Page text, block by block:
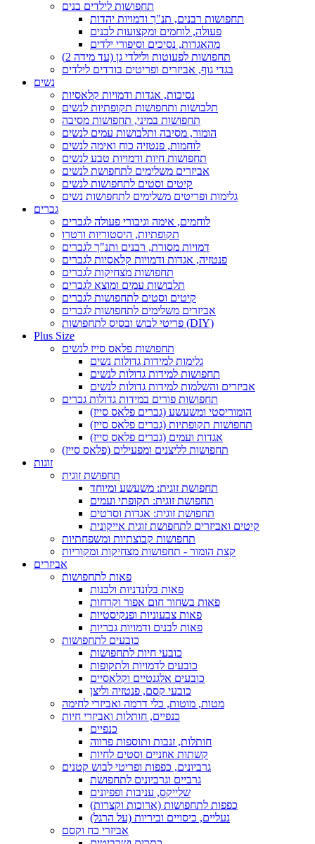
תחפושות לילדים בנים
תחפושות רבנים, תנ"ך ודמויות יהדות
פעולה, לוחמים ומקצועות לבנים
מהאגדות, נסיכים וסיפורי ילדים
תחפושות לפעוטות ולילדי גן (עד מידה 2)
בגדי גוף, אביזרים ופריטים בודדים לילדים
נשים
נסיכות, אגדות ודמויות קלאסיות
תלבושות ותחפושות תקופתיות לנשים
תחפושות במיני, תחפושות מסיבה
הומור, מסיבה ותלבושות עמים לנשים
לוחמות, פנטזיה כוח ואימה לנשים
תחפושות חיות ודמויות טבע לנשים
אביזרים משלימים לתחפושת לנשים
קיטים וסטים לתחפושות לנשים
גלימות ופריטים משלימים לתחפושות נשים
גברים
לוחמים, אימה וגיבורי פעולה לגברים
תקופתיות, היסטוריות ורטרו
דמויות מסורת, רבנים ותנ"ך לגברים
פנטזיה, אגדות ודמויות קלאסיות לגברים
תחפושות מצחיקות לגברים
תלבושות עמים ומוצא לגברים
קיטים וסטים לתחפושות לגברים
אביזרים משלימים לתחפושות לגברים
פריטי לבוש ובסיס לתחפושות (DIY)
Plus Size
תחפושות פלאס סייז לנשים
גלימות למידות גדולות נשים
תחפושות למידות גדולות לנשים
אביזרים והשלמות למידות גדולות לנשים
תחפושות פורים במידות גדולות גברים
הומוריסטי ומשעשע (גברים פלאס סייז)
תחפושות תקופתיות (גברים פלאס סייז)
אגדות ועמים (גברים פלאס סייז)
תחפושות לליצנים ומפעילים (פלאס סייז)
זוגות
תחפושת זוגית
תחפושת זוגית: משעשע ומיוחד
תחפושת זוגית: תקופתי ועמים
תחפושת זוגית: אגדות וסרטים
קיטים ואביזרים לתחפושת זוגית אייקונית
תחפושות קבוצתיות ומשפחתיות
קצת הומור - תחפושות מצחיקות ומקוריות
אביזרים
פאות לתחפושות
פאות בלונדניות ולבנות
פאות בשחור חום אפור וקרחות
פאות צבעוניות ופנקיסטיות
פאות לבנים ודמויות גבריות
כובעים לתחפושות
כובעי חיות לתחפושות
כובעים לדמויות ולתקופות
כובעים אלגנטיים וקלאסיים
כובעי קסם, פנטזיה וליצן
מטות, מוטות, כלי דרמה ואביזרי לחימה
כנפיים, חותלות ואביזרי חיות
כנפיים
חותלות, זנבות ותוספות פרווה
קשתות אוזניים וסטים לחיות
גרביונים, כפפות ופריטי לבוש קטנים
גרביים וגרביונים לתחפושת
שלייקס, עניבות ופפיונים
כפפות לתחפושות (ארוכות וקצרות)
נעליים, כיסויים וביריות (על הרגל)
אביזרי כח וקסם